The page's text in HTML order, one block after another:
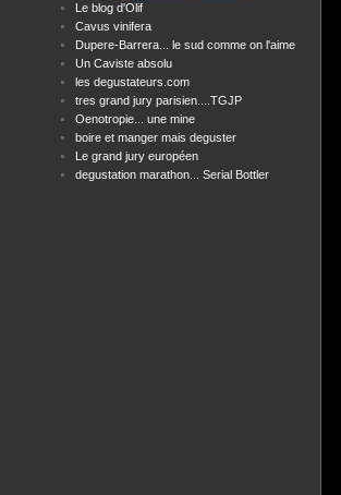
Le blog d'Olif
Cavus vinifera
Dupere-Barrera... le sud comme on l'aime
Un Caviste absolu
les degustateurs.com
tres grand jury parisien....TGJP
Oenotropie... une mine
boire et manger mais deguster
Le grand jury européen
degustation marathon... Serial Bottler